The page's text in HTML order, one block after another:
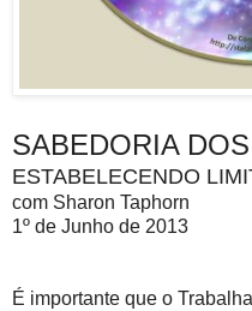
SABEDORIA
ESTABELECENDO
com Sharon Taphorn
1º de Junho de 2013
É importante que o